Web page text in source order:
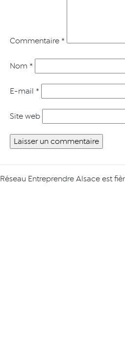
Commentaire *
Nom *
E-mail *
Site web
Réseau Entreprendre Alsace est